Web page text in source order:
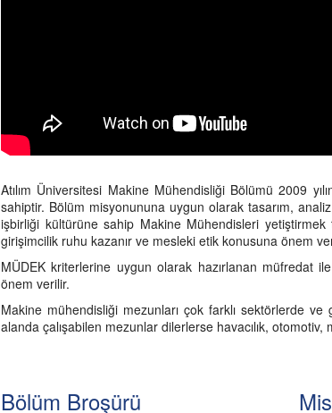
Atılım Üniversitesi Makine Mühendisliği Bölümü 2009
sahiptir. Bölüm misyonununa uygun olarak tasarım,
işbirliği kültürüne sahip Makine Mühendisleri
girişimcilik ruhu kazanır ve mesleki etik konusuna önem
MÜDEK kriterlerine uygun olarak hazırlanan müfredat
önem verilir.
Makine mühendisliği mezunları çok farklı sektörlerde
alanda çalışabilen mezunlar dilerlerse havacılık,
Bölüm Broşürü